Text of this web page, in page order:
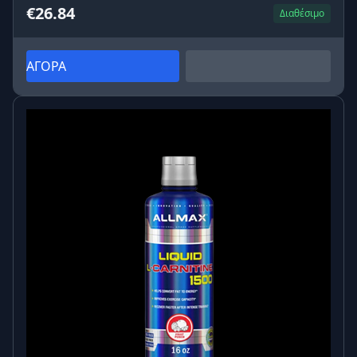
• L-Theanine – 200 mg
ηρεμίας, συγκέντρωσης και νοητικής διαύγειας.
Πολλοί τη συνδυάζουν με καφεΐνη για πιο «καθαρή»,
χωρίς νευρικότητα, εγρήγορση.
Φυτική ίνα που συχνά χρησιμοποιείται ως
πρεβιοτικό υπόστρωμα. Συμβάλλει στην καλύτερη
ανοχή της φόρμουλας και στην αίσθηση ήπιας
Πώς να τη χρησιμοποιήσεις 🕒
• Συνιστώμενη ημερήσια δόση:
1 κάψουλα την ημέρα, με νερό.
€26.84 Διαθέσιμο
ΑΓΟΡΑ